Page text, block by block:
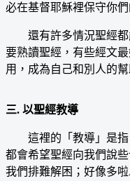
必在基督耶穌裡保守你們
還有許多情況聖經都
要熟讀聖經，有些經文
用，成為自己和別人的
三. 以聖經教導
這裡的「教導」是指
都會希望聖經向我們說
我們排難解困；好像多